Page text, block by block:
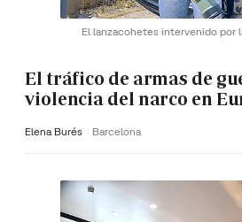
El lanzacohetes intervenido por
El tráfico de armas de
violencia del narco en
Elena Burés Barcelona